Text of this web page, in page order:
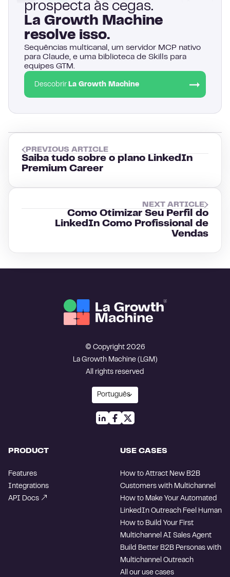
prospecta às cegas.
La Growth Machine
resolve isso.
Sequências multicanal, um servidor MCP nativo
para Claude, e uma biblioteca de Skills para
equipes GTM.
Descobrir La Growth Machine
PREVIOUS ARTICLE
Saiba tudo sobre o plano LinkedIn
Premium Career
NEXT ARTICLE
Como Otimizar Seu Perfil do
LinkedIn Como Profissional de
Vendas
© Copyright 2026
La Growth Machine (LGM)
All rights reserved
PRODUCT
Features
Integrations
API Docs
USE CASES
How to Attract New B2B
Customers with Multichannel
How to Make Your Automated
LinkedIn Outreach Feel Human
How to Build Your First
Multichannel AI Sales Agent
Build Better B2B Personas with
Multichannel Outreach
All our use cases